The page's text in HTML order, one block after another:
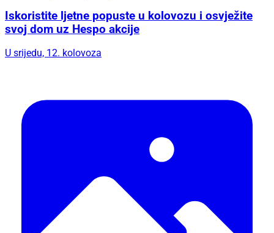
Iskoristite ljetne popuste u kolovozu i osvježite
svoj dom uz Hespo akcije
U srijedu, 12. kolovoza